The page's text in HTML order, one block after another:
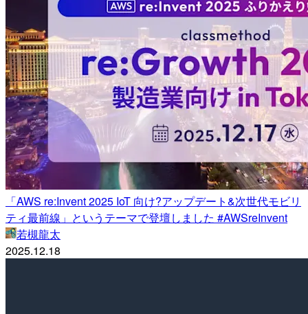
「AWS re:Invent 2025 IoT 向け?アップデート&次世代モビリ
ティ最前線」というテーマで登壇しました #AWSreInvent
若槻龍太
2025.12.18